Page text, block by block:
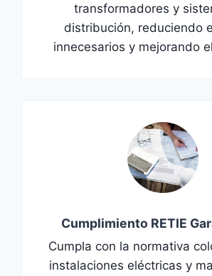
transformadores y
distribución, reduciendo
innecesarios y mejorando
Cumplimiento RETIE
Cumpla con la normativa
instalaciones eléctricas y